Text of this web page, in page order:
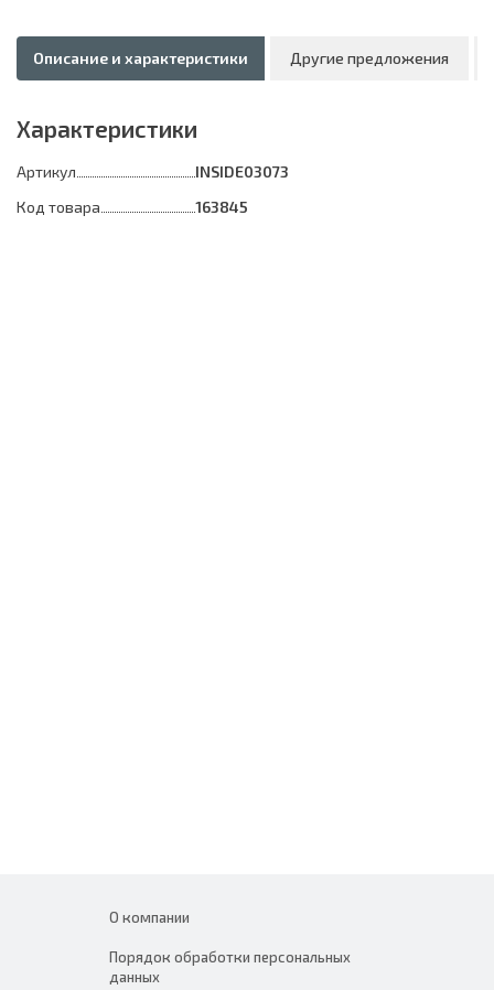
Описание и характеристики Другие предложения
Характеристики
Артикул
INSIDE03073
Код товара
163845
О компании
Порядок обработки персональных
данных